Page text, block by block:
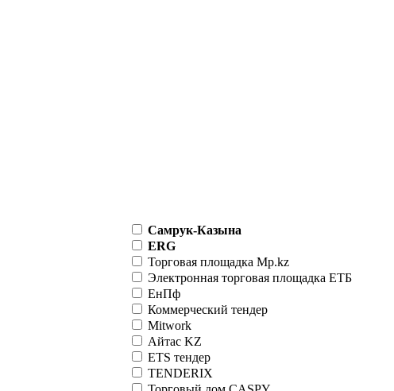
Самрук-Казына
ERG
Торговая площадка Mp.kz
Электронная торговая площадка ЕТБ
ЕнПф
Коммерческий тендер
Mitwork
Айтас KZ
ETS тендер
TENDERIX